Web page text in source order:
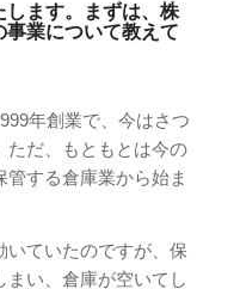
します。まずは、株
業について教えて
年創業で、今はさつ
ただ、もともとは今の
する倉庫業から始ま
いていたのですが、保
い、倉庫が空いてし